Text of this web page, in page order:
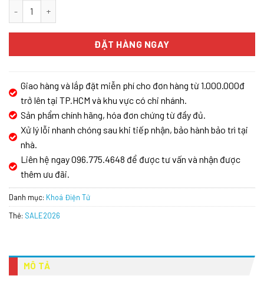
ĐẶT HÀNG NGAY
Giao hàng và lắp đặt miễn phí cho đơn hàng từ 1.000.000đ
trở lên tại TP.HCM và khu vực có chi nhánh.
Sản phẩm chính hãng, hóa đơn chứng từ đầy đủ.
Xử lý lỗi nhanh chóng sau khi tiếp nhận, bảo hành bảo trì tại
nhà.
Liên hệ ngay 096.775.4648 để được tư vấn và nhận được
thêm ưu đãi.
Danh mục: Khoá Điện Tử
Thẻ: SALE2026
MÔ TẢ